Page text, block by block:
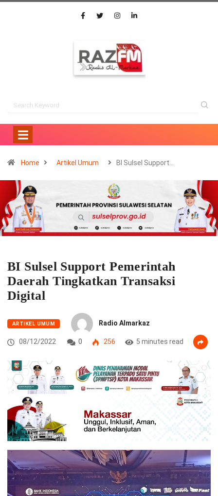
Home Artikel Umum BI Sulsel Support…
BI Sulsel Support Pemerintah
Daerah Tingkatkan Transaksi
Digital
ARTIKEL UMUM Radio Almarkaz
08/12/2022 0 256 5 minutes read